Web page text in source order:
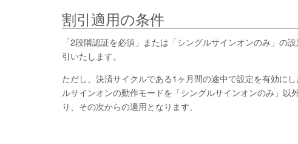
割引適用の条件
「2段階認証を必須」または「シングルサインオンのみ」の
引いたします。
ただし、決済サイクルである1ヶ月間の途中で設定を有効に
ルサインオンの動作モードを「シングルサインオンのみ」
り、その次からの適用となります。